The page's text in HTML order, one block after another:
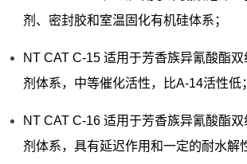
剂、密封胶和室温固化有机硅体系；
NT CAT C-15 适用于芳香族异氰酸酯
剂体系，中等催化活性，比A-14活性低；
NT CAT C-16 适用于芳香族异氰酸酯
剂体系，具有延迟作用和一定的耐水解